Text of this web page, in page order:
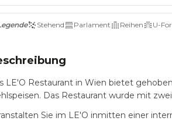
Stehend Parlament Reihen U-
LE'O Restaurant in Wien bietet
Das Restaurant wurde mit
Sie im LE'O inmitten einer